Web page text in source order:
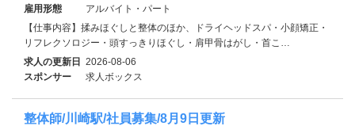
雇用形態
アルバイト・パート
【仕事内容】揉みほぐしと整体のほか、ドライヘッドスパ・小顔矯正・
リフレクソロジー・頭すっきりほぐし・肩甲骨はがし・首こ…
求人の更新日 2026-08-06
スポンサー
求人ボックス
整体師/川崎駅/社員募集/8月9日更新